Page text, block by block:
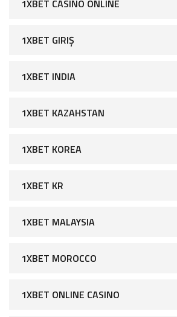
1XBET CASINO ONLINE
1XBET GIRIŞ
1XBET INDIA
1XBET KAZAHSTAN
1XBET KOREA
1XBET KR
1XBET MALAYSIA
1XBET MOROCCO
1XBET ONLINE CASINO